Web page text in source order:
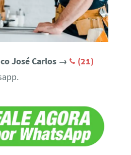
José Carlos →
(21)